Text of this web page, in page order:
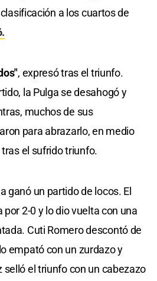
a los cuartos de
, expresó tras el triunfo.
la Pulga se desahogó y
muchos de sus
para abrazarlo, en medio
el sufrido triunfo.
ganó un partido de locos. El
2-0 y lo dio vuelta con una
Cuti Romero descontó de
empató con un zurdazo y
selló el triunfo con un cabezazo